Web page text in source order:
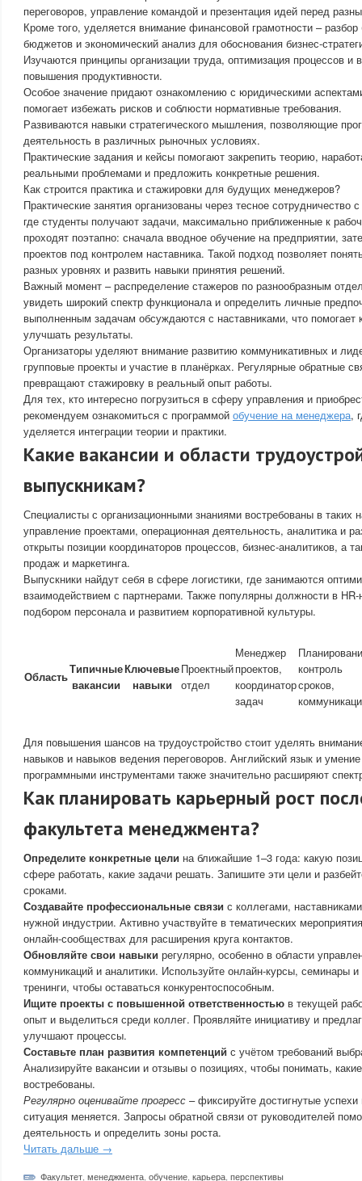
переговоров, управление командой и презентация идей перед
Кроме того, уделяется внимание финансовой грамотности –
бюджетов и экономический анализ для обоснования бизнес-
Изучаются принципы организации труда, оптимизация процессов и
повышения продуктивности.
Особое значение придают ознакомлению с юридическими
помогает избежать рисков и соблюсти нормативные требования.
Развиваются навыки стратегического мышления, позволяющие
деятельность в различных рыночных условиях.
Практические задания и кейсы помогают закрепить теорию,
реальными проблемами и предложить конкретные решения.
Как строится практика и стажировки для будущих менеджеров?
Практические занятия организованы через тесное
где студенты получают задачи, максимально приближенные к
проходят поэтапно: сначала вводное обучение на предприятии,
проектов под контролем наставника. Такой подход позволяет
разных уровнях и развить навыки принятия решений.
Важный момент – распределение стажеров по разнообразным
увидеть широкий спектр функционала и определить личные
выполненным задачам обсуждаются с наставниками, что помогает
улучшать результаты.
Организаторы уделяют внимание развитию коммуникативных и
групповые проекты и участие в планёрках. Регулярные обратные
превращают стажировку в реальный опыт работы.
Для тех, кто интересно погрузиться в сферу управления и
рекомендуем ознакомиться с программой обучение на менеджера,
уделяется интеграции теории и практики.
Какие вакансии и области
выпускникам?
Специалисты с организационными знаниями востребованы в таких
управление проектами, операционная деятельность, аналитика и
открыты позиции координаторов процессов, бизнес-аналитиков, а
продаж и маркетинга.
Выпускники найдут себя в сфере логистики, где занимаются
взаимодействием с партнерами. Также популярны должности в
подбором персонала и развитием корпоративной культуры.
Область
Типичные
вакансии
Ключевые
навыки
Проектный
отдел
Менеджер
проектов,
координатор
задач
контроль
сроков,
Для повышения шансов на трудоустройство стоит уделять
навыков и навыков ведения переговоров. Английский язык и
программными инструментами также значительно расширяют
Как планировать карьерный рост
факультета менеджмента?
Определите конкретные цели на ближайшие 1–3 года: какую
сфере работать, какие задачи решать. Запишите эти цели и
сроками.
Создавайте профессиональные связи с коллегами,
нужной индустрии. Активно участвуйте в тематических
онлайн-сообществах для расширения круга контактов.
Обновляйте свои навыки регулярно, особенно в области
коммуникаций и аналитики. Используйте онлайн-курсы, семинары
тренинги, чтобы оставаться конкурентоспособным.
Ищите проекты с повышенной ответственностью в текущей
опыт и выделиться среди коллег. Проявляйте инициативу и
улучшают процессы.
Составьте план развития компетенций с учётом требований
Анализируйте вакансии и отзывы о позициях, чтобы понимать,
востребованы.
Регулярно оценивайте прогресс – фиксируйте достигнутые
ситуация меняется. Запросы обратной связи от руководителей
деятельность и определить зоны роста.
Читать дальше →
Факультет менеджмента обучение карьера перспективы